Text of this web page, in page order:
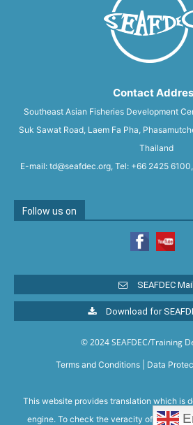
Contact
Southeast Asian Fisheries Development
Suk Sawat Road, Laem Fa Pha,
Thailand
E-mail: td@seafdec.org, Tel: +66 2425
Follow us on
SEAFDEC Mail
Download for
© 2024 SEAFDEC/Training
Terms and Conditions| Data
This website provides translation which is
engine. To check the veracity of the